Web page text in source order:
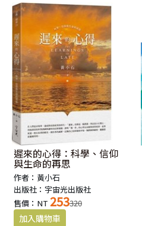
遲來的心得：科學、信仰
與生命的再思
作者：黃小石
出版社：宇宙光出版社
售價：NT 253320